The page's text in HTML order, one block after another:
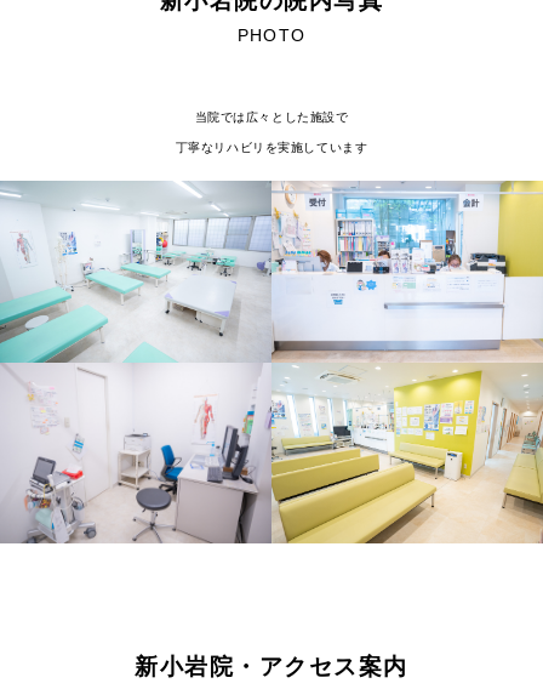
PHOTO
当院では広々とした施設で
丁寧なリハビリを実施しています
新小岩院・アクセス案内